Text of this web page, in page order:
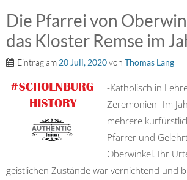
Die Pfarrei von
das Kloster Remse im
Eintrag am 20 Juli, 2020von Thomas Lang
-Katholisch in
Zeremonien- Im
mehrere
Pfarrer und
Oberwinkel. Ihr
geistlichen Zustände war vernichtend und